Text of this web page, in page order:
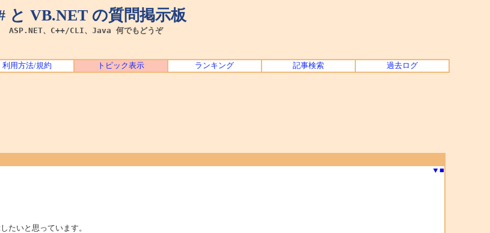
と VB.NET の質問掲示板
ASP.NET、C++/CLI、Java 何でもどうぞ
利用方法/規約 トピック表示 ランキング 記事検索 過去ログ
▼ ■
たいと思っています。